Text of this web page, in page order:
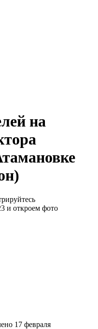
на
и откроем фото
17 февраля